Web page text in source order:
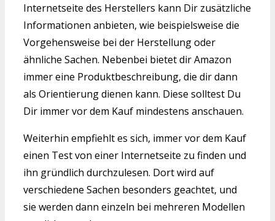
Internetseite des Herstellers kann Dir zusätzliche
Informationen anbieten, wie beispielsweise die
Vorgehensweise bei der Herstellung oder
ähnliche Sachen. Nebenbei bietet dir Amazon
immer eine Produktbeschreibung, die dir dann
als Orientierung dienen kann. Diese solltest Du
Dir immer vor dem Kauf mindestens anschauen.
Weiterhin empfiehlt es sich, immer vor dem Kauf
einen Test von einer Internetseite zu finden und
ihn gründlich durchzulesen. Dort wird auf
verschiedene Sachen besonders geachtet, und
sie werden dann einzeln bei mehreren Modellen